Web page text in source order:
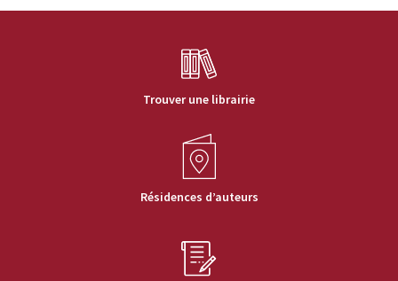
Trouver une librairie
Résidences d’auteurs